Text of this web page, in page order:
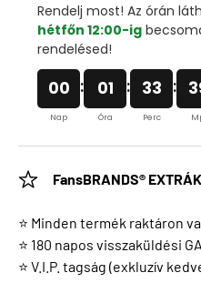
Rendelj most! Az órán
hétfőn 12:00-ig
rendelésed!
00
Nap
: 01
Óra
: 33
Perc
:
FansBRANDS® EXTRÁK.
⭐ Minden termék raktáron
⭐ 180 napos visszaküldési
⭐ V.I.P. tagság (exkluzív